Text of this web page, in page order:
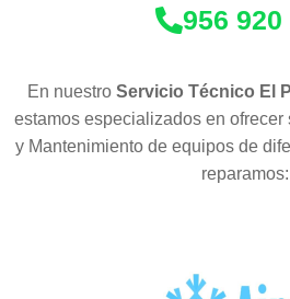
956 920
En nuestro Servicio Técnico El
estamos especializados en
y Mantenimiento de equipos de
reparamos: